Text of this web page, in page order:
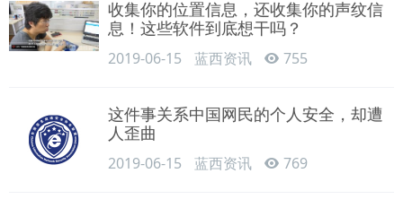
收集你的位置信息，还收集你的声纹信
息！这些软件到底想干吗？
2019-06-15 蓝西资讯 755
这件事关系中国网民的个人安全，却遭
人歪曲
2019-06-15 蓝西资讯 769